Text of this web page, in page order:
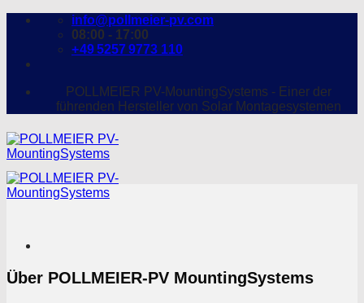
Zum
info@pollmeier-pv.com
08:00 - 17:00
+ 49 5257 9773 110
POLLMEIER PV-MountingSystems - Einer der
führenden Hersteller von Solar Montagesystemen
Über POLLMEIER-PV MountingSystems